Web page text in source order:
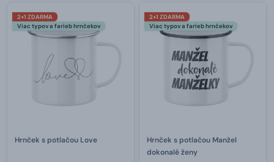
2+1 ZDARMA
Viac typov a farieb hrnčekov
Hrnček s potlačou Love
2+1 ZDARMA
Viac typov a farieb hrnčekov
Hrnček s potlačou Manžel
dokonalé ženy